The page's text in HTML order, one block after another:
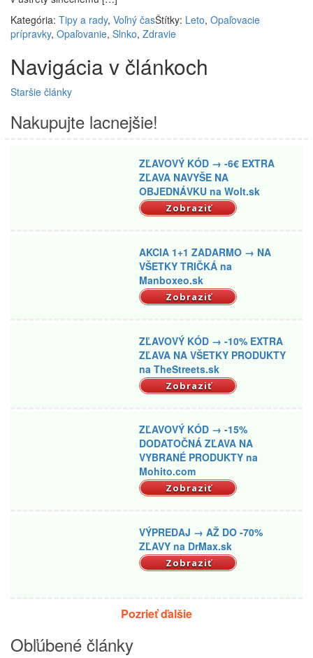
Kategória: Tipy a rady, Voľný časŠtítky: Leto, Opaľovacie
prípravky, Opaľovanie, Slnko, Zdravie
Navigácia v článkoch
Staršie články
Nakupujte lacnejšie!
ZĽAVOVÝ KÓD → -6€ EXTRA
ZĽAVA NAVYŠE NA
OBJEDNÁVKU na Wolt.sk
Zobraziť
AKCIA 1+1 ZADARMO → NA
VŠETKY TRIČKÁ na
Manboxeo.sk
Zobraziť
ZĽAVOVÝ KÓD → -10% EXTRA
ZĽAVA NA VŠETKY PRODUKTY
na TheStreets.sk
Zobraziť
ZĽAVOVÝ KÓD → -15%
DODATOČNÁ ZĽAVA NA
VYBRANÉ PRODUKTY na
Mohito.com
Zobraziť
VÝPREDAJ → AŽ DO -70%
ZĽAVY na DrMax.sk
Zobraziť
Pozrieť ďalšie
Obľúbené články